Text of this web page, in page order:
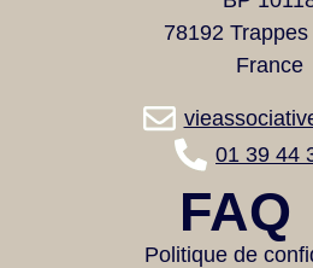
78192
France
01 39 44
FAQ
Politique de